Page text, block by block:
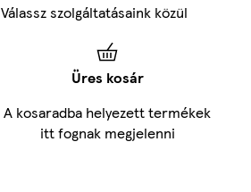
Válassz szolgáltatásaink közül
Üres kosár
A kosaradba helyezett termékek
itt fognak megjelenni